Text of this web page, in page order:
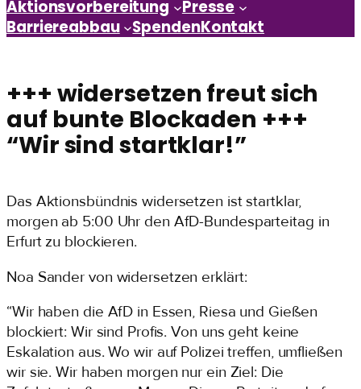
Aktionsvorbereitung
Presse
Barriereabbau
SpendenKontakt
+++ widersetzen freut sich
auf bunte Blockaden +++
“Wir sind startklar!”
Das Aktionsbündnis widersetzen ist startklar,
morgen ab 5:00 Uhr den AfD-Bundesparteitag in
Erfurt zu blockieren.
Noa Sander von widersetzen erklärt:
“Wir haben die AfD in Essen, Riesa und Gießen
blockiert: Wir sind Profis. Von uns geht keine
Eskalation aus. Wo wir auf Polizei treffen, umfließen
wir sie. Wir haben morgen nur ein Ziel: Die